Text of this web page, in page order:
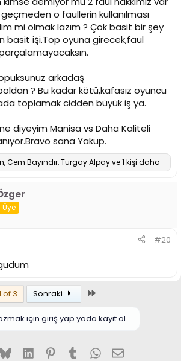
o faullerin kullanılması
mi olmak lazım ? Çok basit bir şey
basit işi.Top oyuna girecek,faul
arkadaş
? Bu kadar kötü,kafasız oyuncu
toplamak cidden büyük iş ya.
diyeyim Manisa vs Daha Kaliteli
sana Yakup.
,Cem Bayındır,Turgay Alpayve 1 kişi daha
Üye
#20
of 3 Sonraki
için giriş yap yada kayıt ol.
(Twitter)
BlueskyLinkedInPinterest
TumblrWhatsApp
E-posta